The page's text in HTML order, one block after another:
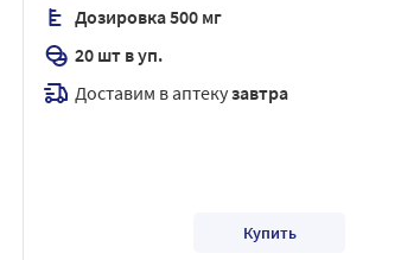
Дозировка 500 мг
20 шт в уп.
Доставим в аптекузавтра
Купить